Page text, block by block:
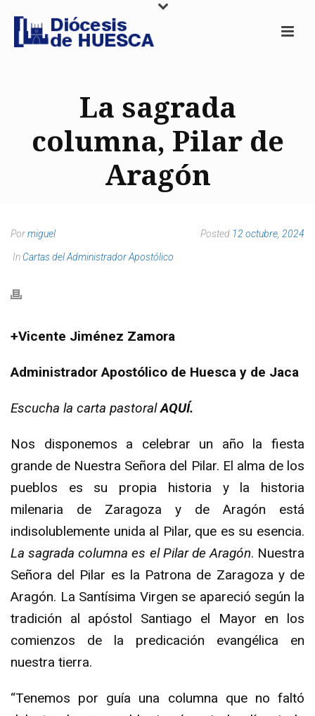
La sagrada
columna, Pilar de
Aragón
Pormiguel Posted 12 octubre, 2024
In Cartas del Administrador Apostólico
+Vicente Jiménez Zamora
Administrador Apostólico de Huesca y de Jaca
Escucha la carta pastoralAQUÍ.
Nos disponemos a celebrar un año la fiesta
grande de Nuestra Señora del Pilar. El alma de los
pueblos es su propia historia y la historia
milenaria de Zaragoza y de Aragón está
indisolublemente unida al Pilar, que es su esencia.
La sagrada columna es el Pilar de Aragón. Nuestra
Señora del Pilar es la Patrona de Zaragoza y de
Aragón. La Santísima Virgen se apareció según la
tradición al apóstol Santiago el Mayor en los
comienzos de la predicación evangélica en
nuestra tierra.
“Tenemos por guía una columna que no faltó